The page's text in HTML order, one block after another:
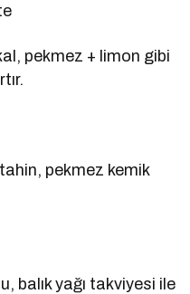
pekmez + limon gibi
pekmez kemik
balık yağı takviyesi ile